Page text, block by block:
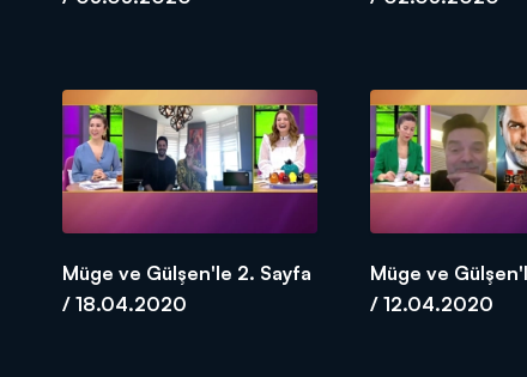
Müge ve Gülşen'le 2. Sayfa
/ 18.04.2020
Müge ve
/ 12.04.2020